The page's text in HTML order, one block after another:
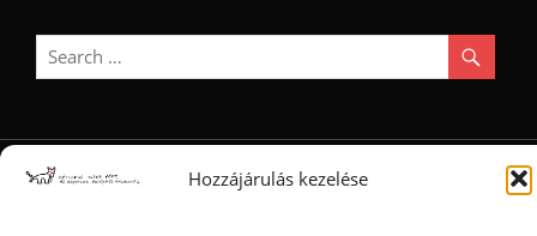
Hozzájárulás kezelése
Ⓒ 2006 - 2026 - Magyar Kétfarkú Kutya Párt - Minden jog fenntartva